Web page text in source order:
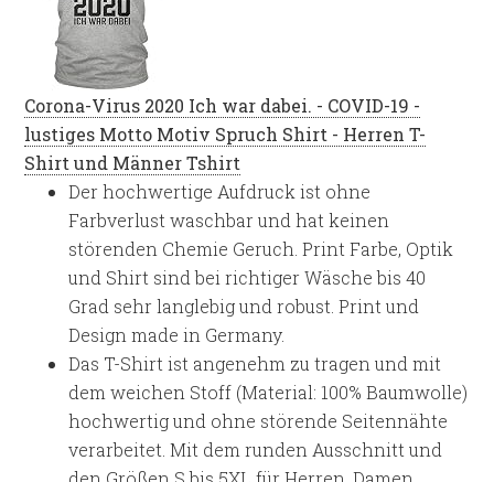
Corona-Virus 2020 Ich war dabei. - COVID-19 -
lustiges Motto Motiv Spruch Shirt - Herren T-
Shirt und Männer Tshirt
Der hochwertige Aufdruck ist ohne
Farbverlust waschbar und hat keinen
störenden Chemie Geruch. Print Farbe, Optik
und Shirt sind bei richtiger Wäsche bis 40
Grad sehr langlebig und robust. Print und
Design made in Germany.
Das T-Shirt ist angenehm zu tragen und mit
dem weichen Stoff (Material: 100% Baumwolle)
hochwertig und ohne störende Seitennähte
verarbeitet. Mit dem runden Ausschnitt und